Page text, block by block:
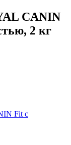
CANIN
2 кг